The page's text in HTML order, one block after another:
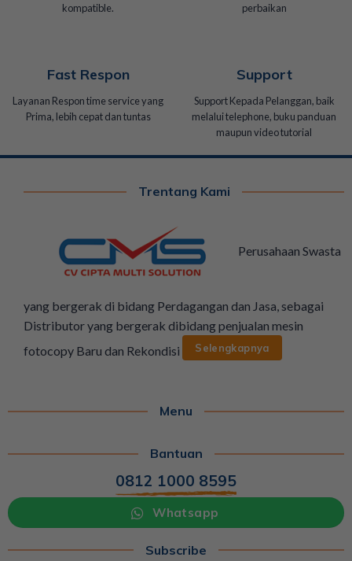
kompatible.
perbaikan
Fast Respon
Layanan Respon time service yang
Prima, lebih cepat dan tuntas
Support
Support Kepada Pelanggan, baik
melalui telephone, buku panduan
maupun video tutorial
Trentang Kami
Perusahaan Swasta
yang bergerak di bidang Perdagangan dan Jasa, sebagai
Distributor yang bergerak dibidang penjualan mesin
fotocopy Baru dan Rekondisi
Selengkapnya
Menu
Bantuan
0812 1000 8595
Whatsapp
Subscribe